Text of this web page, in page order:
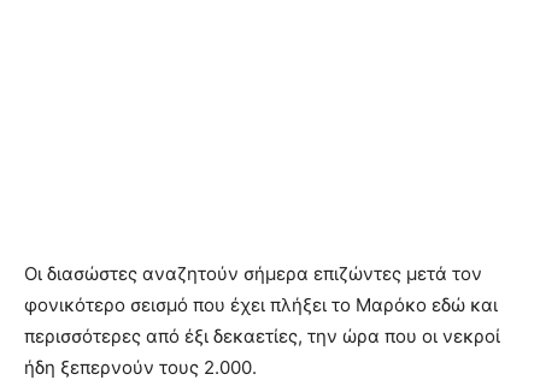
Οι διασώστες αναζητούν σήμερα επιζώντες μετά τον
φονικότερο σεισμό που έχει πλήξει το Μαρόκο εδώ και
περισσότερες από έξι δεκαετίες, την ώρα που οι νεκροί
ήδη ξεπερνούν τους 2.000.